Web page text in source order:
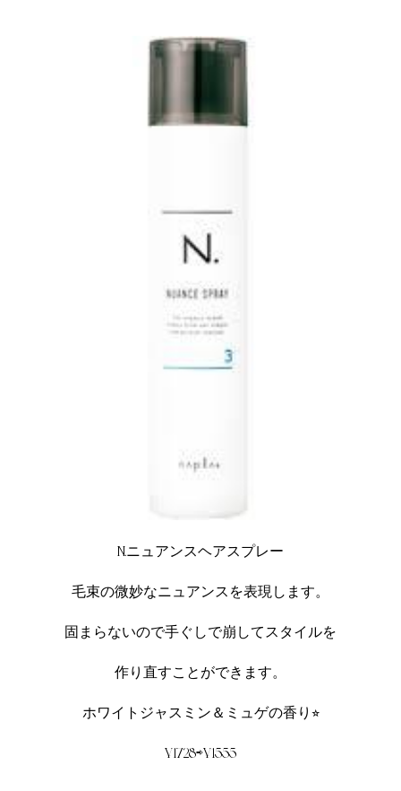
N.ニュアンスヘアスプレー
毛束の微妙なニュアンスを表現します。
固まらないので手ぐしで崩してスタイルを
作り直すことができます。
ホワイトジャスミン＆ミュゲの香り⭐︎
¥1728⇨¥1555